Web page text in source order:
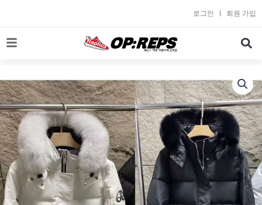
로
뛰
기
로그인 회원 가입